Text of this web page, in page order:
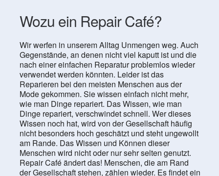
Wozu ein Repair Café?
Wir werfen in unserem Alltag Unmengen weg. Auch
Gegenstände, an denen nicht viel kaputt ist und die
nach einer einfachen Reparatur problemlos wieder
verwendet werden könnten. Leider ist das
Reparieren bei den meisten Menschen aus der
Mode gekommen. Sie wissen einfach nicht mehr,
wie man Dinge repariert. Das Wissen, wie man
Dinge repariert, verschwindet schnell. Wer dieses
Wissen noch hat, wird von der Gesellschaft häufig
nicht besonders hoch geschätzt und steht ungewollt
am Rande. Das Wissen und Können dieser
Menschen wird nicht oder nur sehr selten genutzt.
Repair Café ändert das! Menschen, die am Rand
der Gesellschaft stehen, zählen wieder. Es findet ein